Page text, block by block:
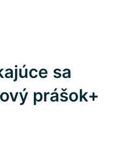
sa
prášok+